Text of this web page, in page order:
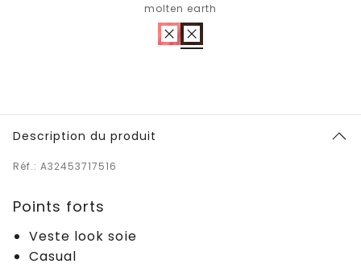
molten earth
Description du produit
Réf.: A32453717516
Points forts
Veste look soie
Casual